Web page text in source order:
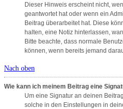
Dieser Hinweis erscheint nicht,
geantwortet hat oder wenn ein
Beitrag überarbeitet hat. Diese
halten, eine Notiz hinterlassen,
Bitte beachte, dass normale
können, wenn bereits jemand
Nach oben
Wie kann ich meinem Beitrag eine
Um eine Signatur an deinen
solche in den Einstellungen in